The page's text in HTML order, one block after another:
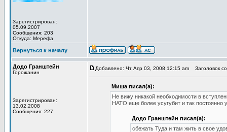
Зарегистрирован:
05.09.2007
Сообщения: 203
Откуда: Мерефа
Вернуться к началу
Додо Гранштейн
Горожанин
Зарегистрирован:
13.02.2008
Сообщения: 227
Добавлено: Чт Апр 03, 2008 12:15 am Заголовок
Миша писал(а):
Не вижу никакой необходимости в
НАТО еще более усугубит и так
Додо Гранштейн писал(а):
сбежать Туда и там жить в свое